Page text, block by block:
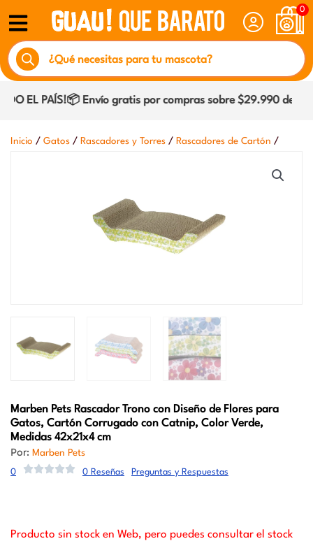
contenido
0
Búsqueda
de
productos
EL PAÍS!📦 Envío gratis por compras sobre $29.990 dentro
Inicio / Gatos / Rascadores y Torres / Rascadores de Cartón /
Marben Pets Rascador Trono con Diseño de Flores para
Gatos, Cartón Corrugado con Catnip, Color Verde,
Medidas 42x21x4 cm
Por: Marben Pets
0 0 Reseñas Preguntas y Respuestas
Producto sin stock en Web, pero puedes consultar el stock